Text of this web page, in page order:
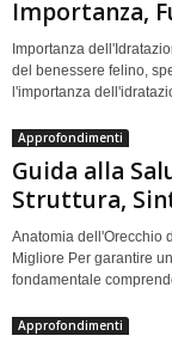
Importanza,
Importanza
del benessere felino,
l'importanza
Approfondimenti
Guida alla
Struttura,
Anatomia dell'Orecchio
Migliore Per garantire
fondamentale
Approfondimenti